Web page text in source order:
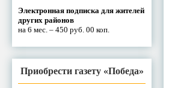
Электронная подписка для жителей
других районов
на 6 мес. – 450 руб. 00 коп.
Приобрести газету «Победа»